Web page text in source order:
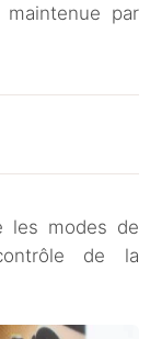
par
les modes de
de la